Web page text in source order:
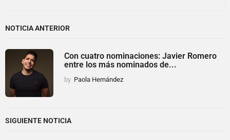
NOTICIA ANTERIOR
Con cuatro nominaciones: Javier Romero
entre los más nominados de...
by Paola Hernández
SIGUIENTE NOTICIA